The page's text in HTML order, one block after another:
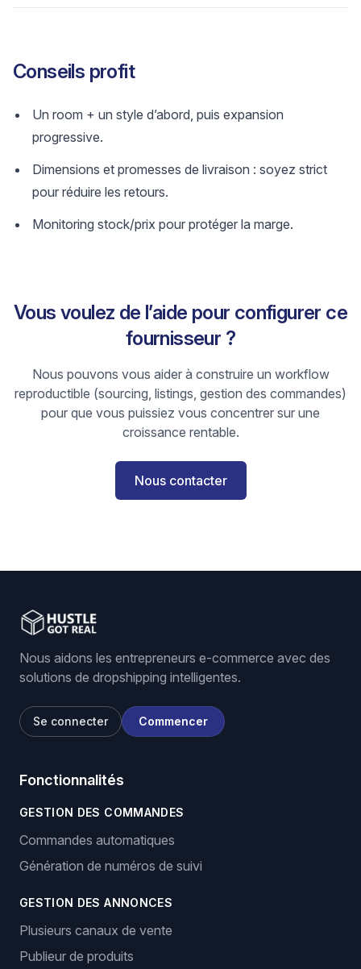
Conseils profit
Un room + un style d’abord, puis expansion
progressive.
Dimensions et promesses de livraison : soyez strict
pour réduire les retours.
Monitoring stock/prix pour protéger la marge.
Vous voulez de l’aide pour configurer ce
fournisseur ?
Nous pouvons vous aider à construire un workflow
reproductible (sourcing, listings, gestion des commandes)
pour que vous puissiez vous concentrer sur une
croissance rentable.
Nous contacter
Nous aidons les entrepreneurs e-commerce avec des
solutions de dropshipping intelligentes.
Se connecter Commencer
Fonctionnalités
GESTION DES COMMANDES
Commandes automatiques
Génération de numéros de suivi
GESTION DES ANNONCES
Plusieurs canaux de vente
Publieur de produits